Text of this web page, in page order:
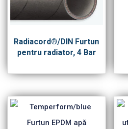
Radiacord®/DIN Furtun
pentru radiator, 4 Bar